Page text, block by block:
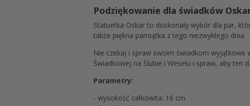
Podziękowanie dla świadków
Statuetka Oskar to doskonały wybór dla par,
także piękna pamiątka z tego niezwykłego dnia.
Nie czekaj i spraw swoim świadkom
Świadkowej na Ślubie i Weselu i spraw, aby ten
Parametry:
- wysokość całkowita: 16 cm